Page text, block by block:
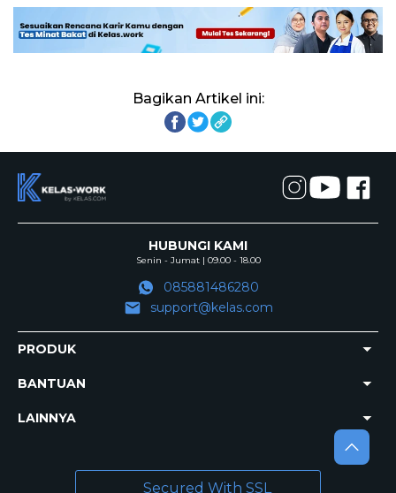
Bagikan Artikel ini:
HUBUNGI KAMI
Senin - Jumat | 09.00 - 18.00
085881486280
support@kelas.com
PRODUK
BANTUAN
LAINNYA
Secured With SSL